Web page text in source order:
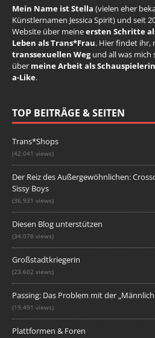
Mein Name ist Stella (vielen eher
Künstlernamen Jessica Spirit) und seit
Website über meineersten Schritte
Leben als Trans*Frau. Hier findet ihr,
transsexuellen Wegund all was mich
über meine Arbeit als
a-Like.
TOP BEITRÄGE & SEITEN
Trans*Shops
(42.041 views)
Der Reiz des Außergewöhnlichen:
Sissy Boys
(36.931 views)
Diesen Blog unterstützen
(34.078 views)
Großstadtkriegerin
(23.602 views)
Passing: Das Problem mit der
(19.491 views)
Plattformen & Foren